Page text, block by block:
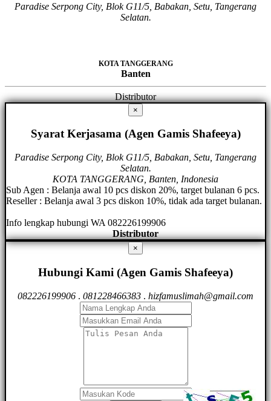
Paradise Serpong City, Blok G11/5, Babakan, Setu, Tangerang
Selatan.
KOTA TANGGERANG
Banten
Distributor
×
Syarat Kerjasama (Agen Gamis Shafeeya)
Paradise Serpong City, Blok G11/5, Babakan, Setu, Tangerang
Selatan.
KOTA TANGGERANG, Banten, Indonesia
Sub Agen : Belanja awal 10 pcs diskon 20%, target bulanan 6 pcs.
Reseller : Belanja awal 3 pcs diskon 10%, tidak ada target bulanan.
Info lengkap hubungi WA 082226199906
Distributor
×
Hubungi Kami (Agen Gamis Shafeeya)
082226199906 . 081228466383 . hizfamuslimah@gmail.com